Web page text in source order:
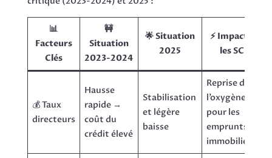
📊
Facteurs
Clés
🚧
Situation
2023-2024
🌟 Situation
2025
⚡ Impact sur
les SCPI
💰 Taux
directeurs
Hausse
rapide →
coût du
crédit élevé
Stabilisation
et légère
baisse
Reprise de
l’oxygène
pour les
emprunts
immobiliers